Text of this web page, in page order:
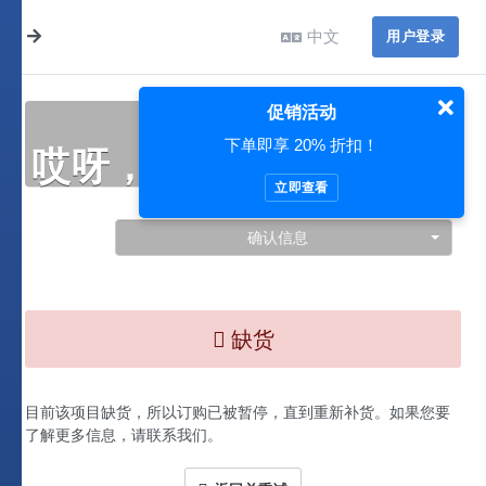
中文 用户登录
哎呀，此处出现了问题…
确认信息
缺货
目前该项目缺货，所以订购已被暂停，直到重新补货。如果您要
了解更多信息，请联系我们。
促销活动
下单即享 20% 折扣！
立即查看